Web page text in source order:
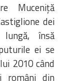
Muceniţă
dei
însă
ei se
2010 când
români din